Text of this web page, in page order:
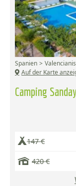
Camping
Spanien
Auf der Karte
147 €
420 €